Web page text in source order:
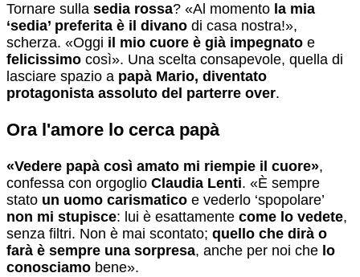
Tornare sulla sedia rossa? «Al momento la mia
‘sedia’ preferita è il divano di casa nostra!»,
scherza. «Oggi il mio cuore è già impegnato e
felicissimo così». Una scelta consapevole, quella di
lasciare spazio a papà Mario, diventato
protagonista assoluto del parterre over.
Ora l'amore lo cerca papà
«Vedere papà così amato mi riempie il cuore»,
confessa con orgoglio Claudia Lenti. «È sempre
stato un uomo carismatico e vederlo ‘spopolare’
non mi stupisce: lui è esattamente come lo vedete,
senza filtri. Non è mai scontato; quello che dirà o
farà è sempre una sorpresa, anche per noi che lo
conosciamo bene».